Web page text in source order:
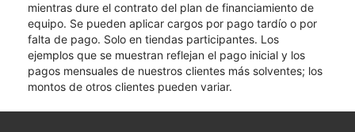
mientras dure el contrato del plan de financiamiento de
equipo. Se pueden aplicar cargos por pago tardío o por
falta de pago. Solo en tiendas participantes. Los
ejemplos que se muestran reflejan el pago inicial y los
pagos mensuales de nuestros clientes más solventes; los
montos de otros clientes pueden variar.